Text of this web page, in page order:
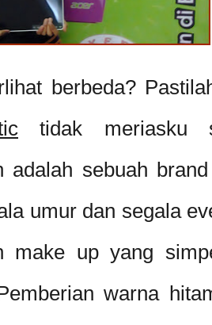
berbeda?
tidak meriasku
adalah sebuah
umur dan segala
make up yang
warna